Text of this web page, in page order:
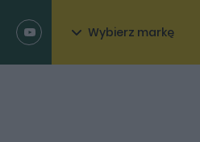
Wybierz markę